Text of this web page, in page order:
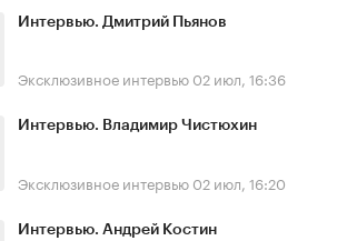
Интервью. Дмитрий Пьянов
Эксклюзивное интервью 02 июл, 16:36
Интервью. Владимир Чистюхин
Эксклюзивное интервью 02 июл, 16:20
Интервью. Андрей Костин